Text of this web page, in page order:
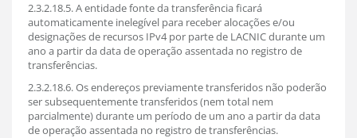
2.3.2.18.5. A entidade fonte da transferência ficará
automaticamente inelegível para receber alocações e/ou
designações de recursos IPv4 por parte de LACNIC durante um
ano a partir da data de operação assentada no registro de
transferências.
2.3.2.18.6. Os endereços previamente transferidos não poderão
ser subsequentemente transferidos (nem total nem
parcialmente) durante um período de um ano a partir da data
de operação assentada no registro de transferências.